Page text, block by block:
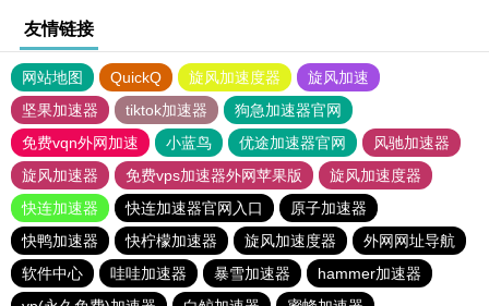
友情链接
网站地图 QuickQ 旋风加速度器
旋风加速
坚果加速器
tiktok加速器
狗急加速器官网
免费vqn外网加速
小蓝鸟 优途加速器官网
风驰加速器
旋风加速器
免费vps加速器外网苹果版
旋风加速度器
快连加速器
快连加速器官网入口
原子加速器
快鸭加速器
快柠檬加速器 旋风加速度器
外网网址导航
软件中心
哇哇加速器 暴雪加速器
hammer加速器